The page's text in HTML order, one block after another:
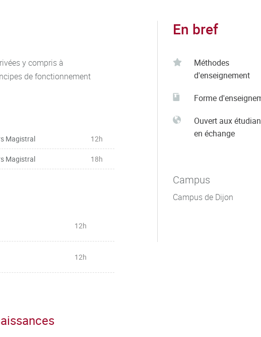
y compris à
de fonctionnement
Magistral 12h
Magistral 18h
12h
12h
En bref
Méthodes
d'enseignement
Forme
Ouvert aux
en échange
Campus
Campus de Dijon